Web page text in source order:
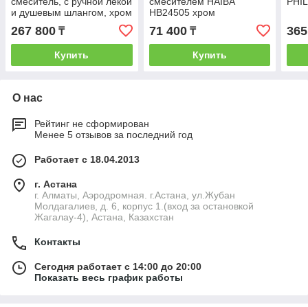
и душевым шлангом, хром
267 800 ₸
Купить
HB24505 хром
71 400₸
Купить
О нас
Рейтинг не сформирован
Менее 5 отзывов за последний год
Работает с 18.04.2013
г. Астана
г. Алматы, Аэродромная. г.Астана, ул.Жубан
Молдагалиев, д. 6, корпус 1.(вход за остановкой
Жагалау-4), Астана, Казахстан
Контакты
Сегодня работает с 14:00 до 20:00
Показать весь график работы